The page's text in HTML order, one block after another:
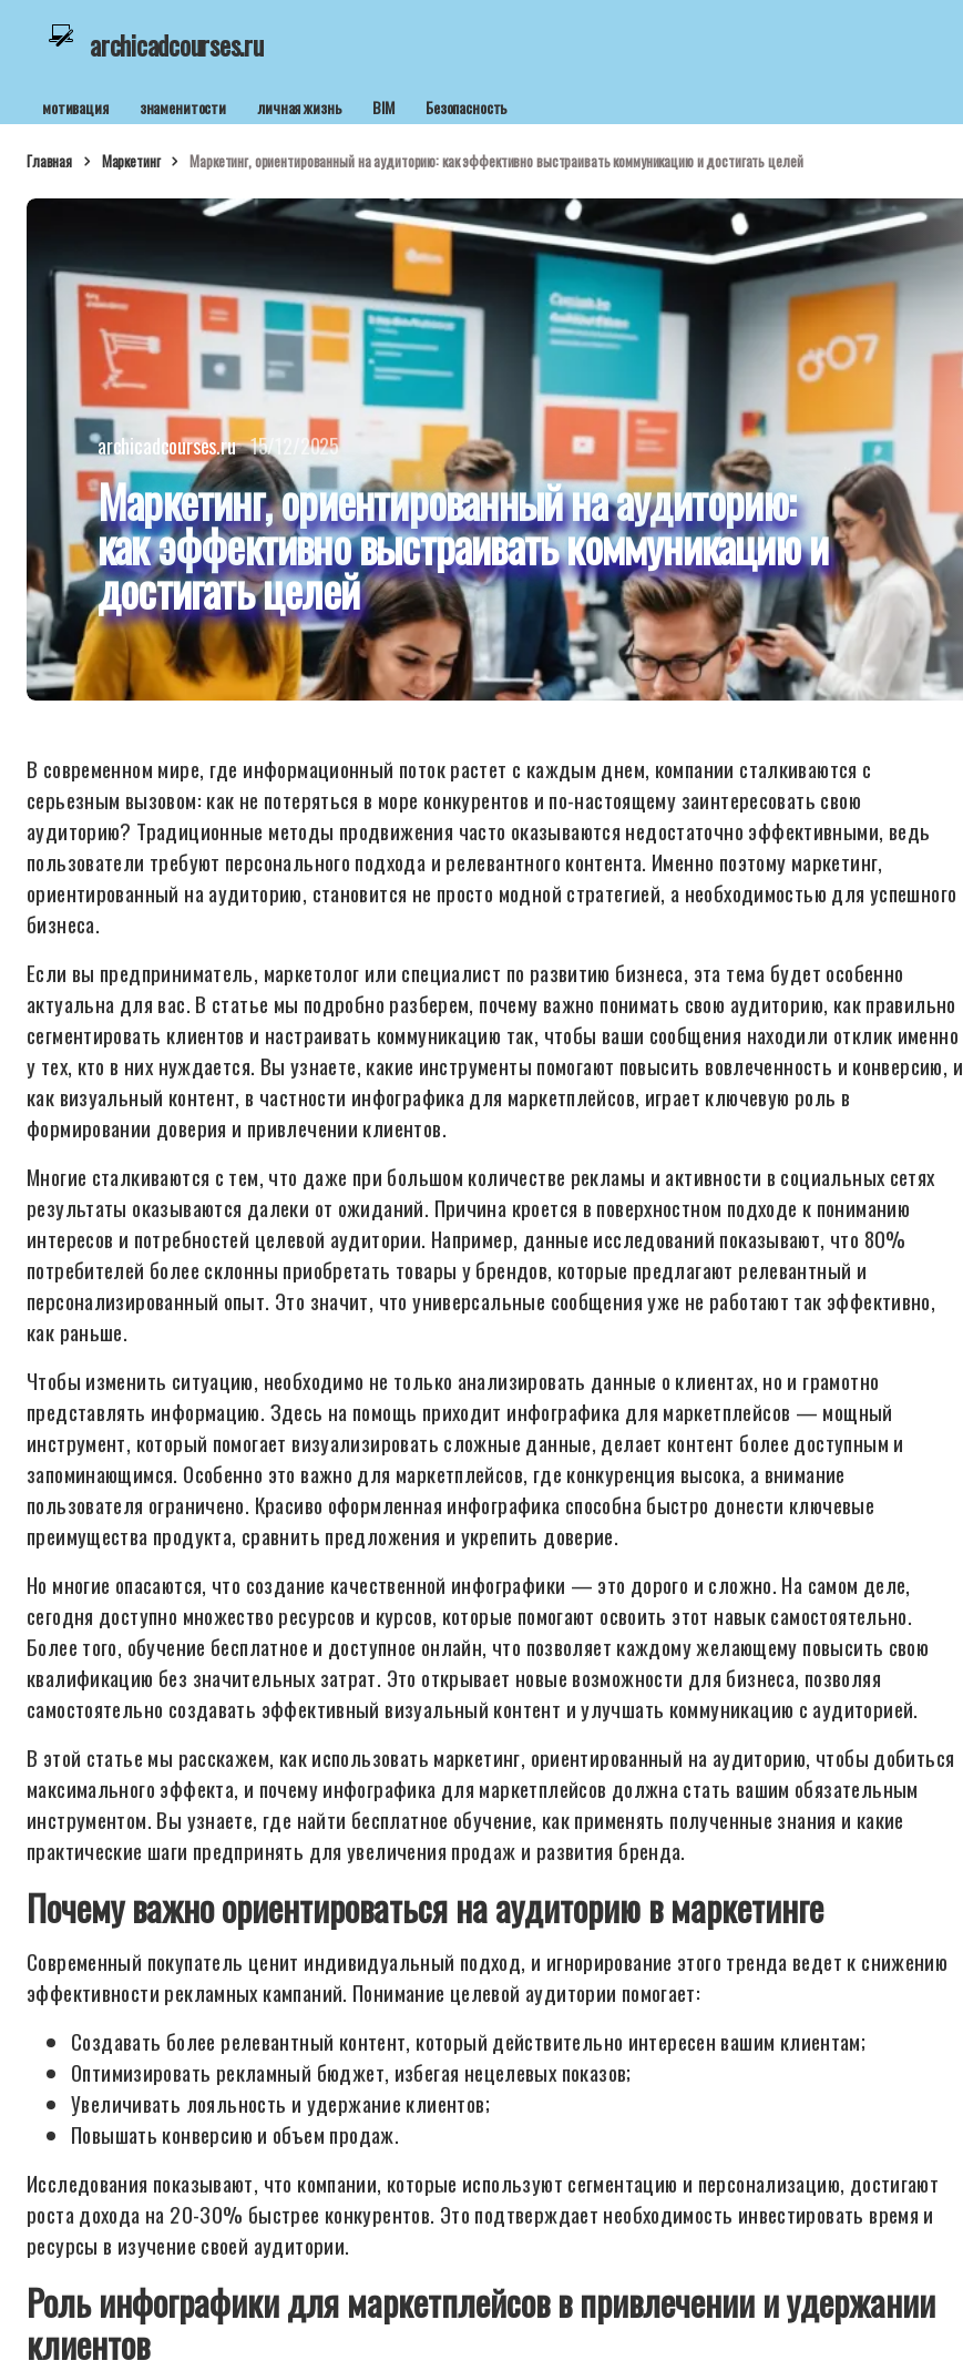
archicadcourses.ru
мотивация знаменитости личная жизнь BIM Безопасность
Главная Маркетинг Маркетинг, ориентированный на аудиторию: как эффективно выстраивать коммуникацию и достигать целей
archicadcourses.ru 15/12/2025
Маркетинг, ориентированный на аудиторию:
как эффективно выстраивать коммуникацию и
достигать целей
В современном мире, где информационный поток растет с каждым днем, компании сталкиваются с
серьезным вызовом: как не потеряться в море конкурентов и по-настоящему заинтересовать свою
аудиторию? Традиционные методы продвижения часто оказываются недостаточно эффективными, ведь
пользователи требуют персонального подхода и релевантного контента. Именно поэтому маркетинг,
ориентированный на аудиторию, становится не просто модной стратегией, а необходимостью для успешного
бизнеса.
Если вы предприниматель, маркетолог или специалист по развитию бизнеса, эта тема будет особенно
актуальна для вас. В статье мы подробно разберем, почему важно понимать свою аудиторию, как правильно
сегментировать клиентов и настраивать коммуникацию так, чтобы ваши сообщения находили отклик именно
у тех, кто в них нуждается. Вы узнаете, какие инструменты помогают повысить вовлеченность и конверсию, и
как визуальный контент, в частности инфографика для маркетплейсов, играет ключевую роль в
формировании доверия и привлечении клиентов.
Многие сталкиваются с тем, что даже при большом количестве рекламы и активности в социальных сетях
результаты оказываются далеки от ожиданий. Причина кроется в поверхностном подходе к пониманию
интересов и потребностей целевой аудитории. Например, данные исследований показывают, что 80%
потребителей более склонны приобретать товары у брендов, которые предлагают релевантный и
персонализированный опыт. Это значит, что универсальные сообщения уже не работают так эффективно,
как раньше.
Чтобы изменить ситуацию, необходимо не только анализировать данные о клиентах, но и грамотно
представлять информацию. Здесь на помощь приходит инфографика для маркетплейсов — мощный
инструмент, который помогает визуализировать сложные данные, делает контент более доступным и
запоминающимся. Особенно это важно для маркетплейсов, где конкуренция высока, а внимание
пользователя ограничено. Красиво оформленная инфографика способна быстро донести ключевые
преимущества продукта, сравнить предложения и укрепить доверие.
Но многие опасаются, что создание качественной инфографики — это дорого и сложно. На самом деле,
сегодня доступно множество ресурсов и курсов, которые помогают освоить этот навык самостоятельно.
Более того, обучение бесплатное и доступное онлайн, что позволяет каждому желающему повысить свою
квалификацию без значительных затрат. Это открывает новые возможности для бизнеса, позволяя
самостоятельно создавать эффективный визуальный контент и улучшать коммуникацию с аудиторией.
В этой статье мы расскажем, как использовать маркетинг, ориентированный на аудиторию, чтобы добиться
максимального эффекта, и почему инфографика для маркетплейсов должна стать вашим обязательным
инструментом. Вы узнаете, где найти бесплатное обучение, как применять полученные знания и какие
практические шаги предпринять для увеличения продаж и развития бренда.
Почему важно ориентироваться на аудиторию в маркетинге
Современный покупатель ценит индивидуальный подход, и игнорирование этого тренда ведет к снижению
эффективности рекламных кампаний. Понимание целевой аудитории помогает:
Создавать более релевантный контент, который действительно интересен вашим клиентам;
Оптимизировать рекламный бюджет, избегая нецелевых показов;
Увеличивать лояльность и удержание клиентов;
Повышать конверсию и объем продаж.
Исследования показывают, что компании, которые используют сегментацию и персонализацию, достигают
роста дохода на 20-30% быстрее конкурентов. Это подтверждает необходимость инвестировать время и
ресурсы в изучение своей аудитории.
Роль инфографики для маркетплейсов в привлечении и удержании
клиентов